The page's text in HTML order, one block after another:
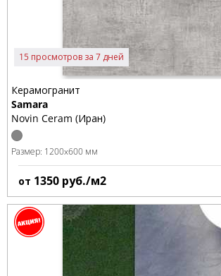
15 просмотров за 7 дней
Керамогранит
Samara
Novin Ceram (Иран)
Размер: 1200x600 мм
от 1350 руб./м2